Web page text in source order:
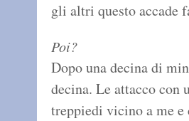
gli altri questo accade
Poi?
Dopo una decina di
decina. Le attacco con
treppiedi vicino a me